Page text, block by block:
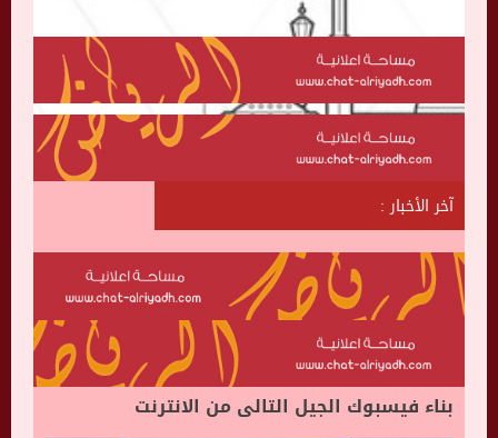
آخر الأخبار :
بناء فيسبوك الجيل التالى من الانترنت